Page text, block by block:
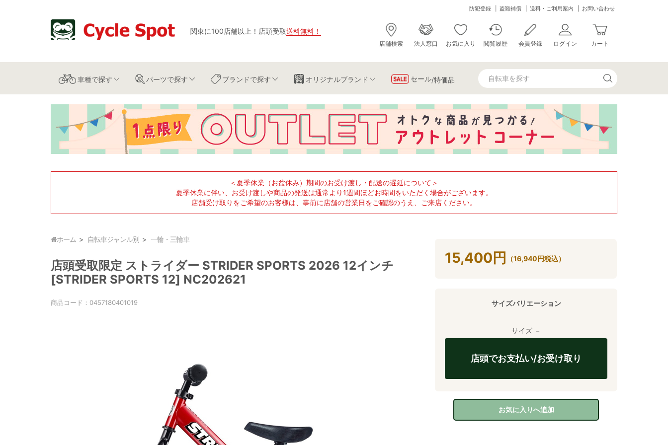
関東に100店舗以上 ！ 店頭受取送料無料 ！
防犯登録 盗難補償 送料・ご利用案内 お問い合わせ
店舗検索 法人窓口 お気に入り 閲覧履歴 会員登録 ログイン カート
車種で探す パーツで探す ブランドで探す オリジナルブランド セール/特価品
＜夏季休業（お盆休み）期間のお受け渡し・配送の遅延について＞
夏季休業に伴い、お受け渡しや商品の発送は通常より1週間ほどお時間をいただく場合がございます。
店舗受け取りをご希望のお客様は、事前に店舗の営業日をご確認のうえ、ご来店ください。
ホーム 自転車ジャンル別 一輪・三輪車
店頭受取限定 ストライダー STRIDER SPORTS 2026 12インチ
[STRIDER SPORTS 12] NC202621
商品コード： 0457180401019
15,400 円 （16,940円税込）
サイズバリエーション
サイズ －
店頭でお支払い/お受け取り
お気に入りへ追加